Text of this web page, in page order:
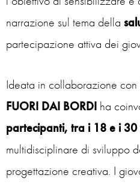
narrazione sul tema della
partecipazione attiva dei
Ideata in collaborazione con
FUORI DAI BORDI ha
partecipanti, tra i 18 e i 30
multidisciplinare di sviluppo
progettazione creativa. I